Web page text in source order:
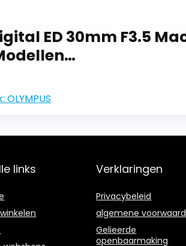
ED 30mm F3.5
OLYMPUS
links Verklaringen
Privacybeleid
algemene
Gelieerde
openbaarmaking